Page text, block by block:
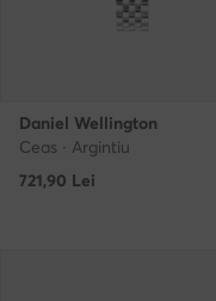
Daniel Wellington
Ceas · Argintiu
721,90 Lei